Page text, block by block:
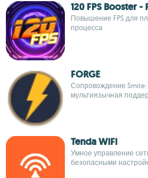
120 FPS Booster -
Повышение FPS для
процесса
FORGE
Сопровождение
мультиязычная
Tenda WiFi
Умное управление
безопасными